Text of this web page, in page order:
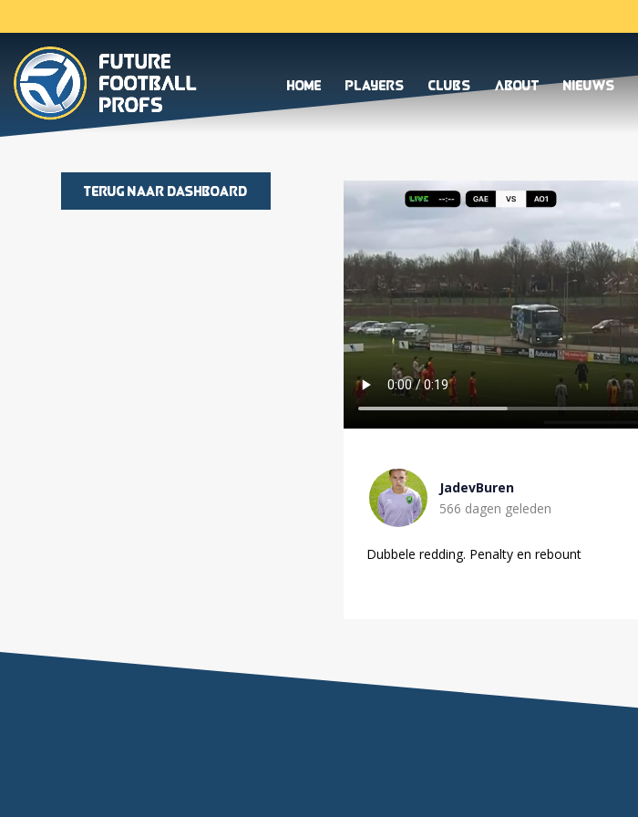
Home Players Clubs About Nieuws
Terug naar dashboard
JadevBuren
566 dagen geleden
Dubbele redding. Penalty en rebount